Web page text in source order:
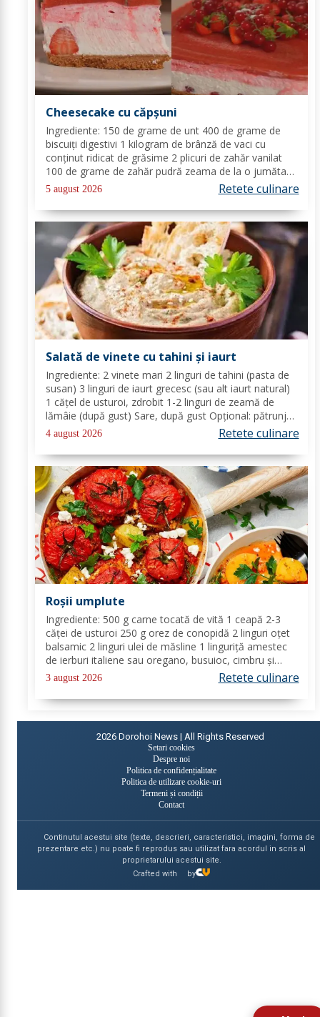
Cheesecake cu căpșuni
Ingrediente: 150 de grame de unt 400 de grame de
biscuiți digestivi 1 kilogram de brânză de vaci cu
conținut ridicat de grăsime 2 plicuri de zahăr vanilat
100 de grame de zahăr pudră zeama de la o jumătate
de lămâie 600 de mililitri de smântână pentru frișcă 4
foi de gelatină hidratate în apă rece...
5 august 2026 Retete culinare
Salată de vinete cu tahini și iaurt
Ingrediente: 2 vinete mari 2 linguri de tahini (pasta de
susan) 3 linguri de iaurt grecesc (sau alt iaurt natural)
1 cățel de usturoi, zdrobit 1-2 linguri de zeamă de
lămâie (după gust) Sare, după gust Opțional: pătrunjel
proaspăt tocat pentru decor Mod de preparare: Coace
vinetele pe grătar sau în...
4 august 2026 Retete culinare
Roșii umplute
Ingrediente: 500 g carne tocată de vită 1 ceapă 2-3
căței de usturoi 250 g orez de conopidă 2 linguri oțet
balsamic 2 linguri ulei de măsline 1 linguriță amestec
de ierburi italiene sau oregano, busuioc, cimbru și
rozmarin uscate sare de mare piper negru Mod de
preparare: Se încălzește cuptorul la...
3 august 2026 Retete culinare
2026 Dorohoi News | All Rights Reserved
Setari cookies
Despre noi
Politica de confidențialitate
Politica de utilizare cookie-uri
Termeni și condiții
Contact
Continutul acestui site (texte, descrieri, caracteristici, imagini, forma de
prezentare etc.) nu poate fi reprodus sau utilizat fara acordul in scris al
proprietarului acestui site.
Crafted with
by